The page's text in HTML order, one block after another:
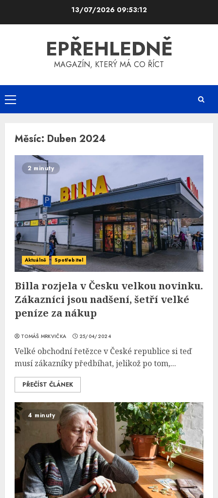
13/07/2026 09:53:13
EPŘEHLEDNĚ
MAGAZÍN, KTERÝ MÁ CO ŘÍCT
Primary
Menu
Měsíc: Duben 2024
2 minuty
Aktuálně Spotřebitel
Billa rozjela v Česku velkou novinku.
Zákazníci jsou nadšení, šetří velké
peníze za nákup
TOMÁŠ MRKVIČKA 25/04/2024
Velké obchodní řetězce v České republice si teď
musí zákazníky předbíhat, jelikož po tom,...
PŘEČÍST ČLÁNEK
4 minuty